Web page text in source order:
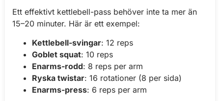
Ett effektivt kettlebell-pass behöver inte ta mer än
15–20 minuter. Här är ett exempel:
Kettlebell-svingar: 12 reps
Goblet squat: 10 reps
Enarms-rodd: 8 reps per arm
Ryska twistar: 16 rotationer (8 per sida)
Enarms-press: 6 reps per arm